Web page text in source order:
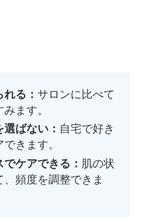
る： サロンに比べて
ます。
ばない： 自宅で好き
きます。
ケアできる： 肌の状
頻度を調整できま